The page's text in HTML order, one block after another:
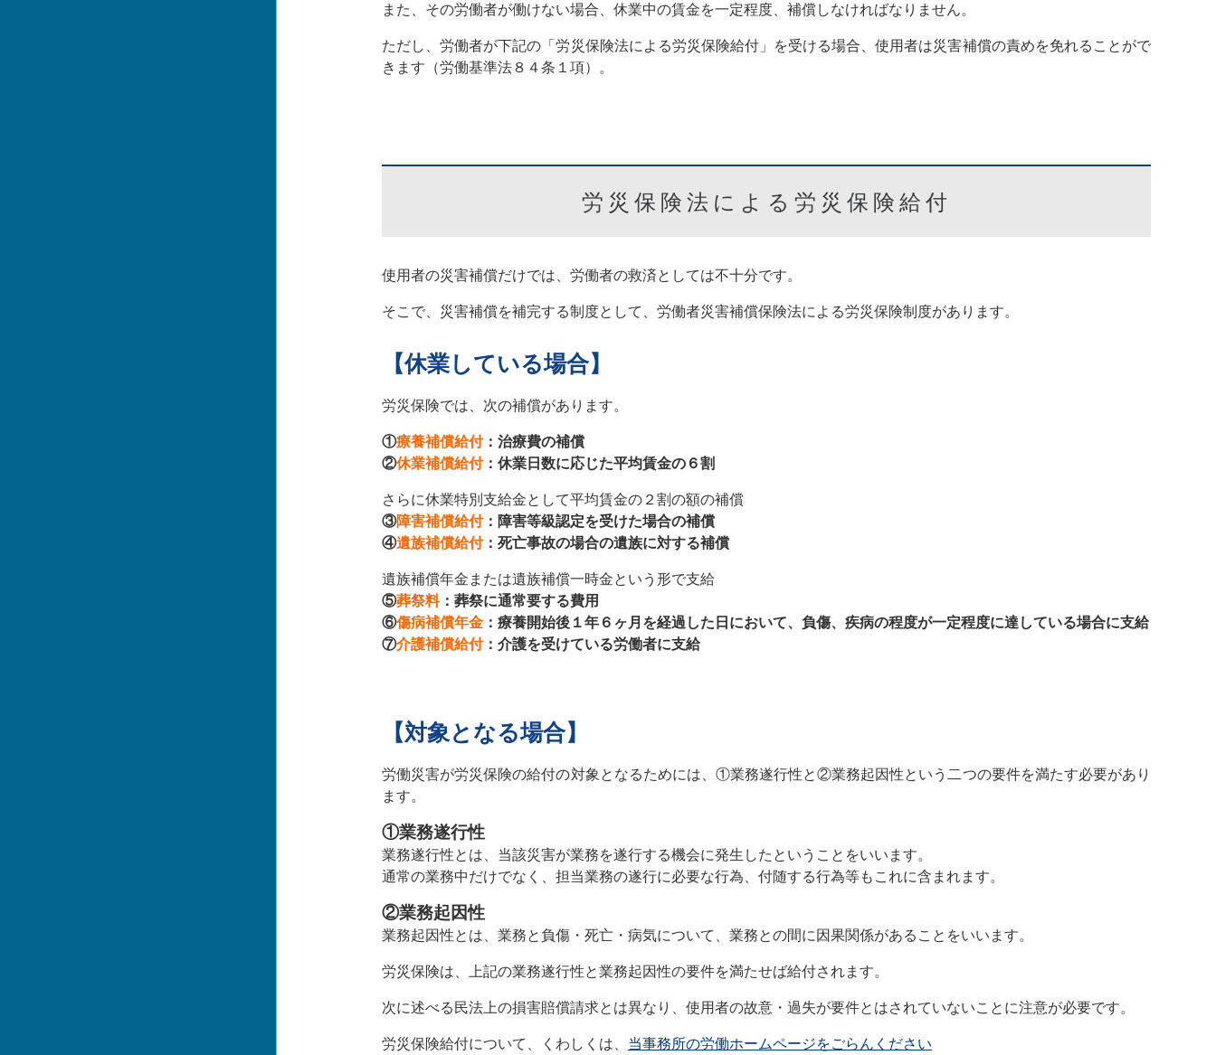
また、その労働者が働けない場合、休業中の賃金を一定程度、補償しなければなりません。
ただし、労働者が下記の「労災保険法による労災保険給付」を受ける場合、使用者は災害補償の責めを免れることがで
きます（労働基準法８４条１項）。
労災保険法による労災保険給付
使用者の災害補償だけでは、労働者の救済としては不十分です。
そこで、災害補償を補完する制度として、労働者災害補償保険法による労災保険制度があります。
【休業している場合】
労災保険では、次の補償があります。
①療養補償給付：治療費の補償
②休業補償給付：休業日数に応じた平均賃金の６割
さらに休業特別支給金として平均賃金の２割の額の補償
③障害補償給付：障害等級認定を受けた場合の補償
④遺族補償給付：死亡事故の場合の遺族に対する補償
遺族補償年金または遺族補償一時金という形で支給
⑤葬祭料：葬祭に通常要する費用
⑥傷病補償年金 ：療養開始後１年６ヶ月を経過した日において、負傷、疾病の程度が一定程度に達している場合に支給
⑦介護補償給付：介護を受けている労働者に支給
【対象となる場合】
労働災害が労災保険の給付の対象となるためには、①業務遂行性と②業務起因性という二つの要件を満たす必要があり
ます。
①業務遂行性
業務遂行性とは、当該災害が業務を遂行する機会に発生したということをいいます。
通常の業務中だけでなく、担当業務の遂行に必要な行為、付随する行為等もこれに含まれます。
②業務起因性
業務起因性とは、業務と負傷・死亡・病気について、業務との間に因果関係があることをいいます。
労災保険は、上記の業務遂行性と業務起因性の要件を満たせば給付されます。
次に述べる民法上の損害賠償請求とは異なり、使用者の故意・過失が要件とはされていないことに注意が必要です。
労災保険給付について、くわしくは、 当事務所の労働ホームページをごらんください